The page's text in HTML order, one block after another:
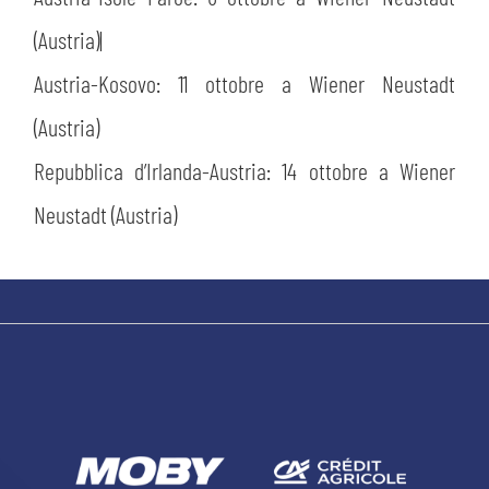
(Austria)|
Austria-Kosovo: 11 ottobre a Wiener Neustadt
(Austria)
Repubblica d’Irlanda-Austria: 14 ottobre a Wiener
Neustadt (Austria)